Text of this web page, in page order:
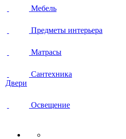
Мебель
Предметы интерьера
Матрасы
Сантехника
Двери
Освещение